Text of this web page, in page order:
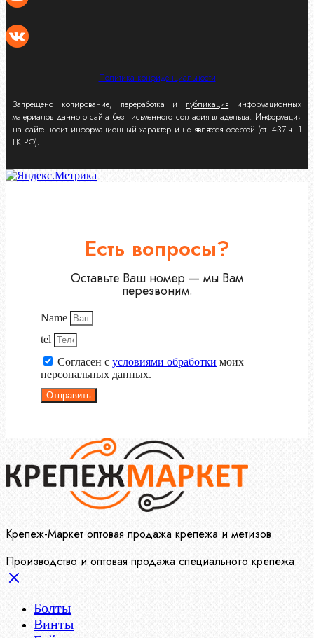
Политика конфиденциальности
Запрещено копирование, переработка и публикация информационных
материалов данного сайта без письменного согласия владельца. Информация
на сайте носит информационный характер и не является офертой (ст. 437 ч. 1
ГК РФ).
Есть вопросы?
Оставьте Ваш номер — мы Вам
перезвоним.
Name
tel
Согласен с условиями обработки моих
персональных данных.
Отправить
Крепеж-Маркет оптовая продажа крепежа и метизов
Производство и оптовая продажа специального крепежа
Болты
Винты